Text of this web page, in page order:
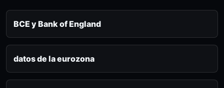
BCE y Bank of England
datos de la eurozona